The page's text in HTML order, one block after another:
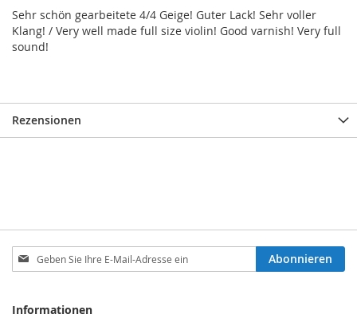
Sehr schön gearbeitete 4/4 Geige! Guter Lack! Sehr voller
Klang! / Very well made full size violin! Good varnish! Very full
sound!
Rezensionen
Melden
Sie
unseren
Abonnieren
Informationen